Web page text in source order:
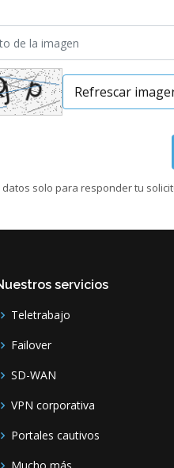
Refrescar
solo para responder tu
servicios
Teletrabajo
Failover
SD-WAN
VPN corporativa
Portales cautivos